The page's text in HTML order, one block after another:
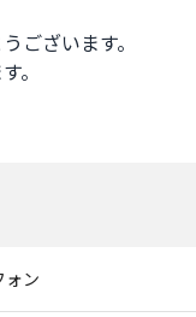
ございます。
。
ォン